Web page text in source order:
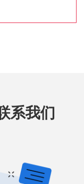
系我们